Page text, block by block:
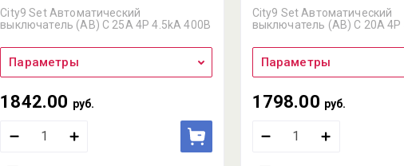
City9 Set Автоматический
выключатель (АВ) С 25А 4P 4.5kA 400В
Параметры
1842.00 руб.
City9 Set Автоматический
выключатель (АВ) С 20А 4P
Параметры
1798.00 руб.